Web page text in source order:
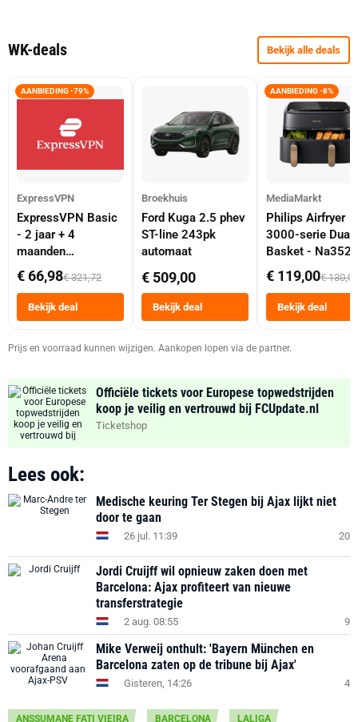
WK-deals Bekijk alle deals
AANBIEDING -79%
ExpressVPN
ExpressVPN Basic
- 2 jaar + 4
maanden
abonnement
€ 66,98€ 321,72
Bekijk deal
Broekhuis
Ford Kuga 2.5 phev
ST-line 243pk
automaat
€ 509,00
Bekijk deal
AANBIEDING -8%
MediaMarkt
Philips Airfryer
3000-serie Dual
Basket -
Dubbele Mand 9
Tot 6 Personen
Heteluchtfriteuse
Zwart
€ 119,00€ 130,00
Bekijk deal
Prijs en voorraad kunnen wijzigen. Aankopen lopen via de partner.
Officiële tickets voor Europese topwedstrijden
koop je veilig en vertrouwd bij FCUpdate.nl
Ticketshop
Lees ook:
Medische keuring Ter Stegen bij Ajax lijkt niet
door te gaan
26 jul. 11:39 20
Jordi Cruijff wil opnieuw zaken doen met
Barcelona: Ajax profiteert van nieuwe
transferstrategie
2 aug. 08:55 9
Mike Verweij onthult: 'Bayern München en
Barcelona zaten op de tribune bij Ajax'
Gisteren, 14:26 4
ANSSUMANE FATI VIEIRA BARCELONA LALIGA